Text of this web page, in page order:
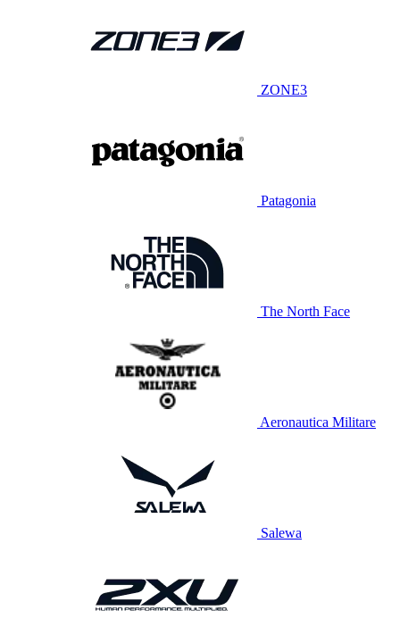
ZONE3
Patagonia
The North Face
Aeronautica Militare
Salewa